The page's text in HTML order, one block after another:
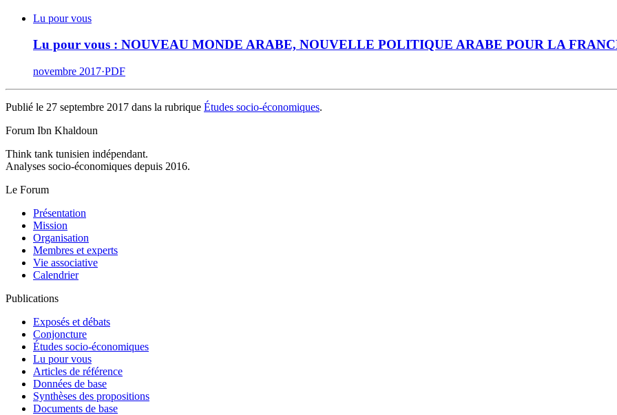
Lu pour vous
Lu pour vous : NOUVEAU MONDE ARABE, NOUVELLE POLITIQUE ARABE POUR LA
novembre 2017·PDF
Publié le 27 septembre 2017 dans la rubrique Études socio-économiques.
Forum Ibn Khaldoun
Think tank tunisien indépendant.
Analyses socio-économiques depuis 2016.
Le Forum
Présentation
Mission
Organisation
Membres et experts
Vie associative
Calendrier
Publications
Exposés et débats
Conjoncture
Études socio-économiques
Lu pour vous
Articles de référence
Données de base
Synthèses des propositions
Documents de base